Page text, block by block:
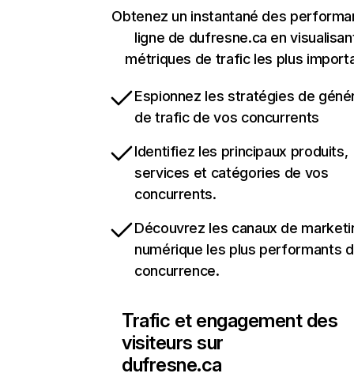
Obtenez un instantané des
ligne de dufresne.ca en
métriques de trafic les plus
Espionnez les stratégies de
de trafic de vos concurrents
Identifiez les principaux produits,
services et catégories de vos
concurrents.
Découvrez les canaux de
numérique les plus performants
concurrence.
Trafic et engagement des
visiteurs sur
dufresne.ca